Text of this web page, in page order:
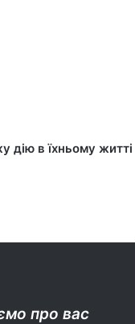
дію в їхньому житті
про вас